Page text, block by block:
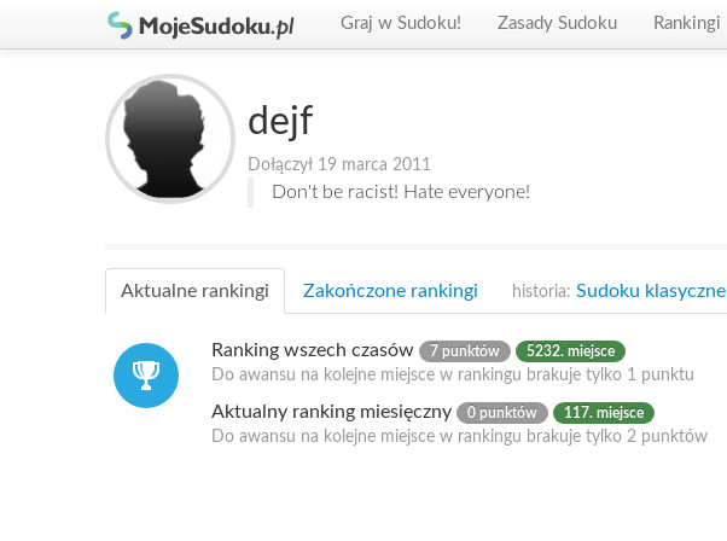
Graj w Sudoku! Zasady Sudoku Rankingi
dejf
Dołączył 19 marca 2011
Don't be racist! Hate everyone!
Aktualne rankingi Zakończone rankingi historia: Sudoku klasyczne
Ranking wszech czasów 7 punktów 5232. miejsce
Do awansu na kolejne miejsce w rankingu brakuje tylko 1 punktu
Aktualny ranking miesięczny 0 punktów 117. miejsce
Do awansu na kolejne miejsce w rankingu brakuje tylko 2 punktów